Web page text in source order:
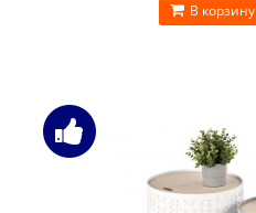
В корзину